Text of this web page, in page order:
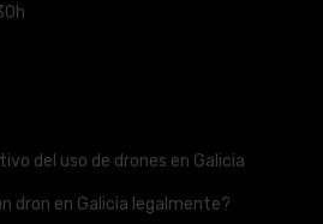
del uso de drones en Galicia
dron en Galicia legalmente?